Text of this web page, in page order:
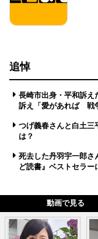
追悼
長崎市出身・平和訴
訴え「愛があれば 戦
つげ義春さんと白土
は？
死去した丹羽宇一郎
ど読書』ベストセラー
動画で見る